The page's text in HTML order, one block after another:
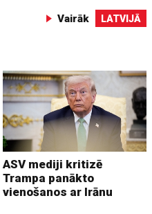
Vairāk LATVIJĀ
ASV mediji kritizē
Trampa panākto
vienošanos ar Irānu